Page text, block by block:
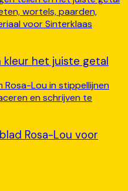
kleur het juiste getal
Rosa-Lou voor